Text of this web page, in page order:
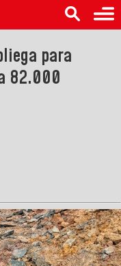
para
82.000